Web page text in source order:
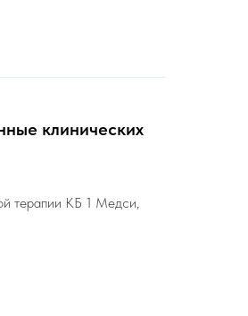
клинических
терапии КБ 1 Медси,